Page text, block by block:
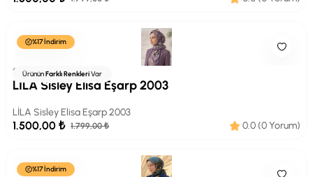
%17 İndirim
ÜrününFarklı RenkleriVar
SİSLEY
LİLA Sisley Elisa Eşarp 2003
LİLA Sisley Elisa Eşarp 2003
1.500,00 ₺ 1.799,00 ₺ 0.0 (0 Yorum)
%17 İndirim